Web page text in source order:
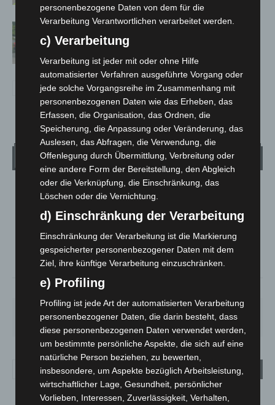
Region Hannover: 21 neue
Notfallsanitäter starten beim Roten
Kreuz
Wetter
LANGENHAGEN
Bedeckt
24.5°C
24.4°
55%
26°
DI.
24° 26° 30° 35
personenbezogene Daten von dem für die
Verarbeitung Verantwortlichen verarbeitet werden.
c) Verarbeitung
Verarbeitung ist jeder mit oder ohne Hilfe
automatisierter Verfahren ausgeführte Vorgang oder
jede solche Vorgangsreihe im Zusammenhang mit
personenbezogenen Daten wie das Erheben, das
Erfassen, die Organisation, das Ordnen, die
Speicherung, die Anpassung oder Veränderung, das
Auslesen, das Abfragen, die Verwendung, die
Offenlegung durch Übermittlung, Verbreitung oder
eine andere Form der Bereitstellung, den Abgleich
oder die Verknüpfung, die Einschränkung, das
Löschen oder die Vernichtung.
d) Einschränkung der Verarbeitung
Einschränkung der Verarbeitung ist die Markierung
gespeicherter personenbezogener Daten mit dem
Ziel, ihre künftige Verarbeitung einzuschränken.
e) Profiling
Profiling ist jede Art der automatisierten Verarbeitung
personenbezogener Daten, die darin besteht, dass
diese personenbezogenen Daten verwendet werden,
um bestimmte persönliche Aspekte, die sich auf eine
natürliche Person beziehen, zu bewerten,
insbesondere, um Aspekte bezüglich Arbeitsleistung,
wirtschaftlicher Lage, Gesundheit, persönlicher
Vorlieben, Interessen, Zuverlässigkeit, Verhalten,